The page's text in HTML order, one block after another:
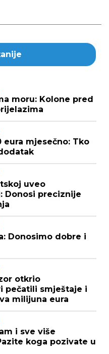
moru: Kolone pred
eura mjesečno: Tko
uveo
Donosi preciznije
Donosimo dobre i
otkrio
pečatili smještaje i
milijuna eura
i sve više
koga pozivate u